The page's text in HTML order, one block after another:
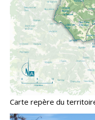
Carte repère du